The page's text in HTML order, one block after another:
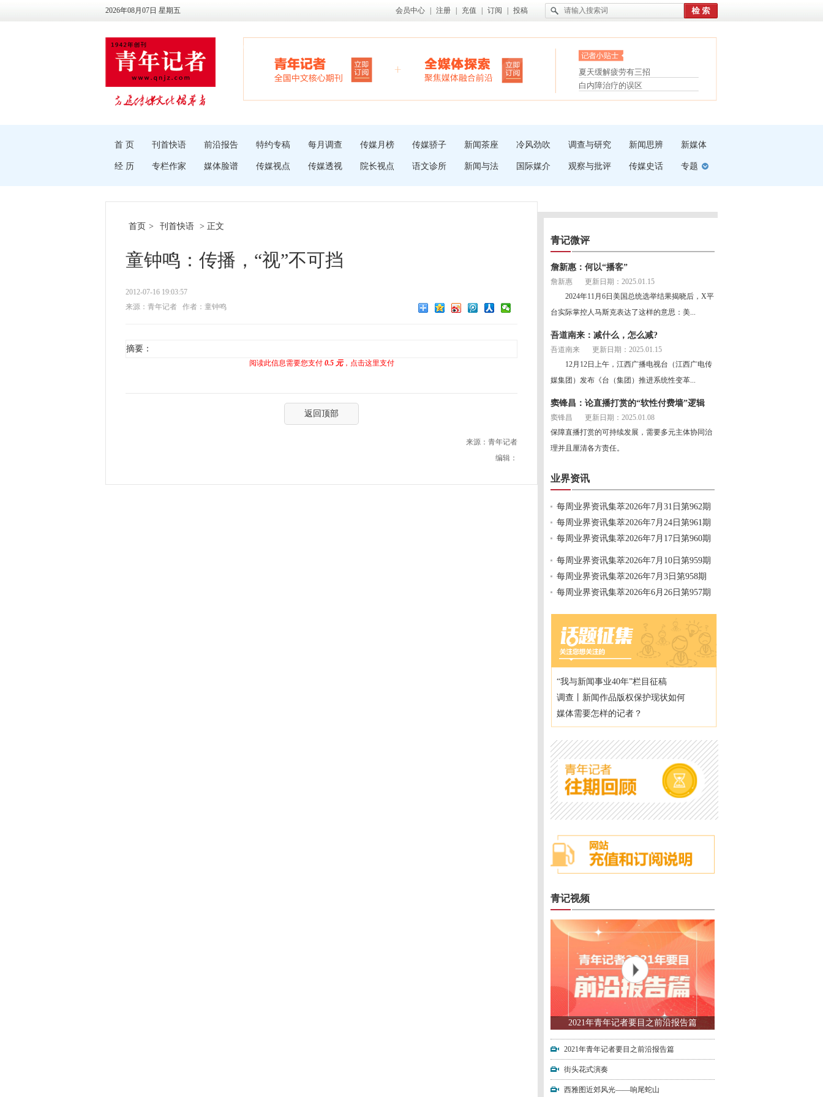
2026年08月07日 星期五 会员中心 注册 充值 订阅 投稿
“枝桠”“树桠”宜写成“枝...
夏天缓解疲劳有三招
护腰，摆脱六大坏习惯
受伤了冰敷还是热敷
白内障治疗的误区
首 页 刊首快语 前沿报告 特约专稿 每月调查 传媒月榜 传媒骄子 新闻茶座 冷风劲吹 调查与研究 新闻思辨 新媒体
经 历 专栏作家 媒体脸谱 传媒视点 传媒透视 院长视点 语文诊所 新闻与法 国际媒介 观察与批评 传媒史话 专题
首页 > 刊首快语 > 正文
童钟鸣：传播，“视”不可挡
2012-07-16 19:03:57
来源：青年记者
作者：童钟鸣
摘要：
阅读此信息需要您支付 0.5 元，点击这里支付
返回顶部
来源：青年记者
编辑：
青记微评
詹新惠：何以“播客”
詹新惠
更新日期：2025.01.15
2024年11月6日美国总统选举结果揭晓后，X平
台实际掌控人马斯克表达了这样的意思：美...
吾道南来：减什么，怎么减?
吾道南来
更新日期：2025.01.15
12月12日上午，江西广播电视台（江西广电传
媒集团）发布《台（集团）推进系统性变革...
窦锋昌：论直播打赏的“软性付费墙”逻辑
窦锋昌
更新日期：2025.01.08
保障直播打赏的可持续发展，需要多元主体协同治
理并且厘清各方责任。
业界资讯
每周业界资讯集萃2026年7月31日第962期
每周业界资讯集萃2026年7月24日第961期
每周业界资讯集萃2026年7月17日第960期
每周业界资讯集萃2026年7月10日第959期
每周业界资讯集萃2026年7月3日第958期
每周业界资讯集萃2026年6月26日第957期
“我与新闻事业40年”栏目征稿
调查丨新闻作品版权保护现状如何
媒体需要怎样的记者？
青记视频
2021年青年记者要目之前沿报告篇
2021年青年记者要目之前沿报告篇
街头花式演奏
西雅图近郊风光——响尾蛇山